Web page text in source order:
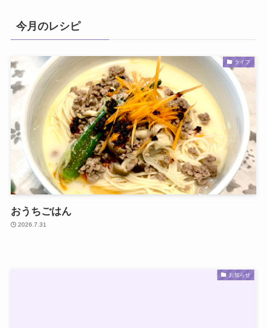
今月のレシピ
ライフ
おうちごはん
2026.7.31
お知らせ